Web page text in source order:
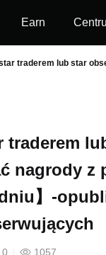
Earn
star traderem lub star
traderem
nagrody z
】-
0 1057